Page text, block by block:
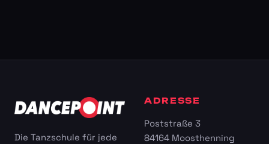
Die Tanzschule für jede
ADRESSE
Poststraße 3
84164 Moosthenning